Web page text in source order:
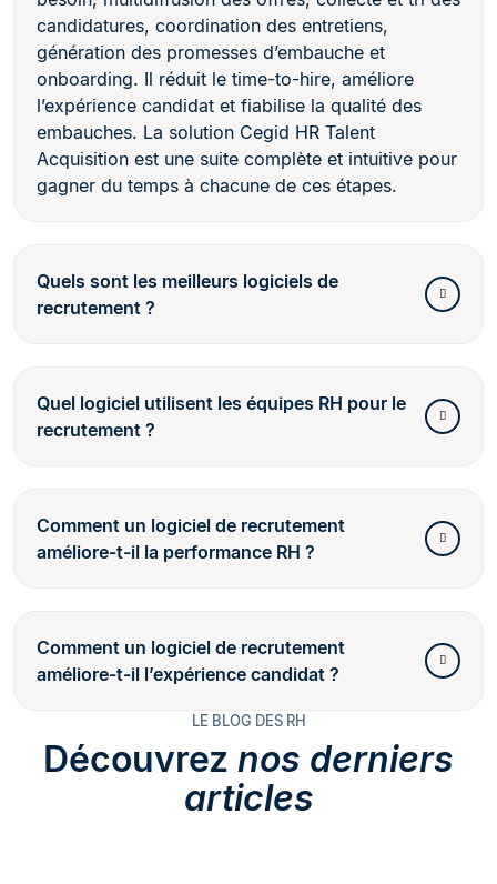
candidatures, coordination des entretiens,
génération des promesses d’embauche et
onboarding. Il réduit le time-to-hire, améliore
l’expérience candidat et fiabilise la qualité des
embauches. La solution Cegid HR Talent
Acquisition est une suite complète et intuitive pour
gagner du temps à chacune de ces étapes.
Quels sont les meilleurs logiciels de
recrutement ?
Quel logiciel utilisent les équipes RH pour le
recrutement ?
Comment un logiciel de recrutement
améliore-t-il la performance RH ?
Comment un logiciel de recrutement
améliore-t-il l’expérience candidat ?
LE BLOG DES RH
Découvrez nos derniers
articles